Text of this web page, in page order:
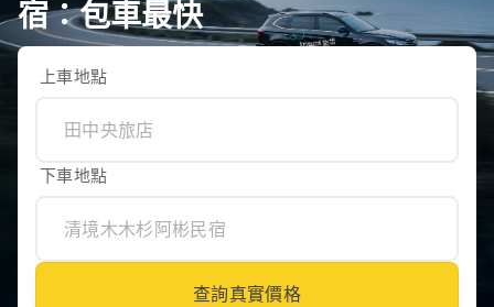
宿：包車最快
上車地點
下車地點
查詢真實價格